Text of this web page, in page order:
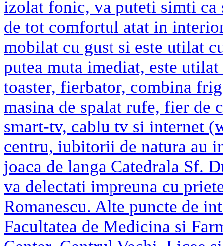
izolat fonic, va puteti simti ca
de tot comfortul atat in
mobilat cu gust si este utilat
putea muta imediat, este
toaster, fierbator, combina
masina de spalat rufe, fier de
smart-tv, cablu tv si internet
centru, iubitorii de natura au
joaca de langa Catedrala Sf.
va delectati impreuna cu
Romanescu. Alte puncte de
Facultatea de Medicina si